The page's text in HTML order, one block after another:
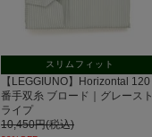
スリムフィット
【LEGGIUNO】Horizontal 120
番手双糸 ブロード｜グレースト
ライプ
10,450円(税込)